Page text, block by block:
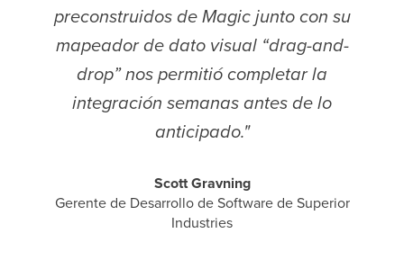
preconstruidos de Magic junto con su
mapeador de dato visual “drag-and-
drop” nos permitió completar la
integración semanas antes de lo
anticipado."
Scott Gravning
Gerente de Desarrollo de Software de Superior
Industries